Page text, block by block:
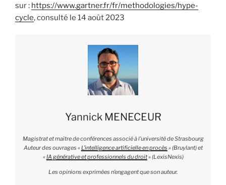
sur : https://www.gartner.fr/fr/methodologies/hype-
cycle, consulté le 14 août 2023
Yannick MENECEUR
Magistrat et maître de conférences associé à l’université de Strasbourg
Auteur des ouvrages «L’intelligence artificielle en procès » (Bruylant) et
«IA générative et professionnels du droit» (LexisNexis)
Les opinions exprimées n’engagent que son auteur.